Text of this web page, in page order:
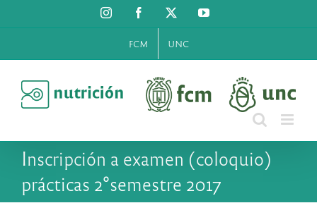
al
InstagramFacebook YouTube
FCM UNC
Inscripción a examen (coloquio)
prácticas 2°semestre 2017